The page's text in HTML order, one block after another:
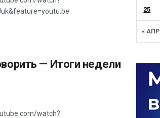
— Итоги недели
watch?
« АПР
25